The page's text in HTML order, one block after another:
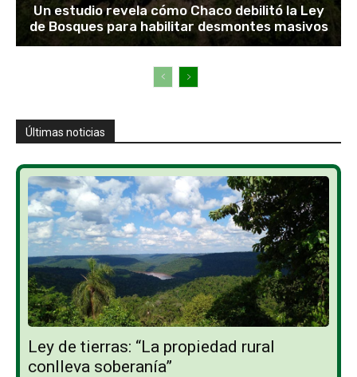
Un estudio revela cómo Chaco debilitó la Ley
de Bosques para habilitar desmontes masivos
Últimas noticias
Ley de tierras: “La propiedad rural
conlleva soberanía”